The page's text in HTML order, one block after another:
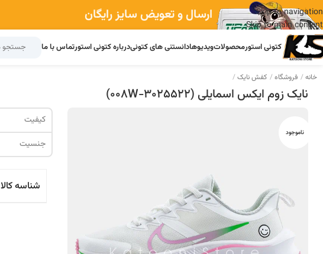
Skip to navigation
Skip to main content
ارسال و تعویض سایز رایگان
کتونی استورمحصولاتویدیوهادانستنی های کتونیدرباره کتونی استورتماس با ما
خانه فروشگاه کفش نایک
نایک زوم ایکس اسمایلی (3025522-008W)
ناموجود
کیفیت
جنسیت
شناسه کالا